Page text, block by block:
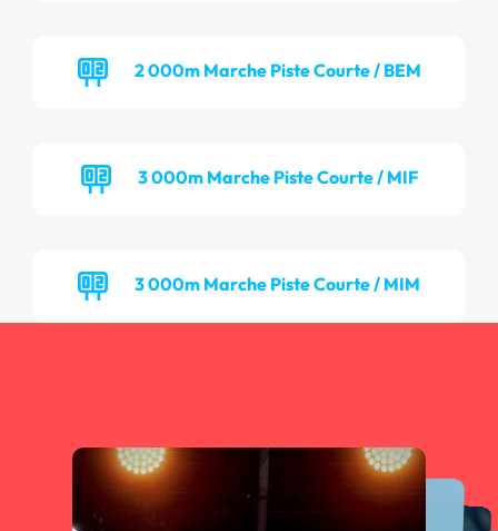
2 000m Marche Piste Courte / BEM
3 000m Marche Piste Courte / MIF
3 000m Marche Piste Courte / MIM